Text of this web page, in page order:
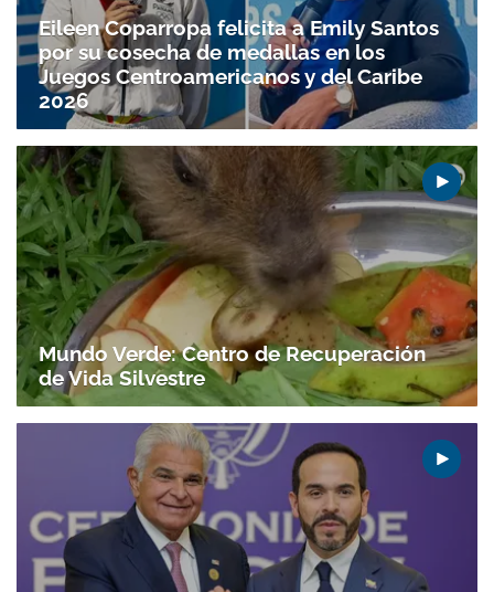
Eileen Coparropa felicita a Emily Santos
por su cosecha de medallas en los
Juegos Centroamericanos y del Caribe
2026
Mundo Verde: Centro de Recuperación
de Vida Silvestre